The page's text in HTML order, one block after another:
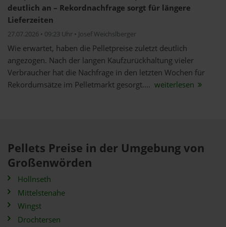
deutlich an – Rekordnachfrage sorgt für längere
Lieferzeiten
27.07.2026 • 09:23 Uhr • Josef Weichslberger
Wie erwartet, haben die Pelletpreise zuletzt deutlich
angezogen. Nach der langen Kaufzurückhaltung vieler
Verbraucher hat die Nachfrage in den letzten Wochen für
Rekordumsätze im Pelletmarkt gesorgt.... weiterlesen
Pellets Preise in der Umgebung von
Großenwörden
Hollnseth
Mittelstenahe
Wingst
Drochtersen